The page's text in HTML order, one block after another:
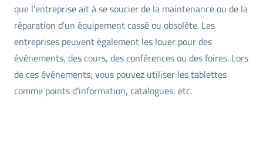
que l'entreprise ait à se soucier de la maintenance ou de la
réparation d'un équipement cassé ou obsolète. Les
entreprises peuvent également les louer pour des
événements, des cours, des conférences ou des foires. Lors
de ces événements, vous pouvez utiliser les tablettes
comme points d'information, catalogues, etc.